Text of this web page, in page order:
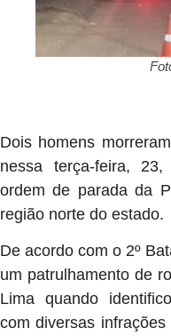
Dois homens
nessa terça-feira,
ordem de parada da
região norte do estado.
De acordo com o 2º
um patrulhamento de
Lima quando
com diversas